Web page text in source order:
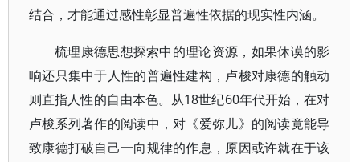
结合，才能通过感性彰显普遍性依据的现实性内涵。
梳理康德思想探索中的理论资源，如果休谟的影
响还只集中于人性的普遍性建构，卢梭对康德的触动
则直指人性的自由本色。从18世纪60年代开始，在对
卢梭系列著作的阅读中，对《爱弥儿》的阅读竟能导
致康德打破自己一向规律的作息，原因或许就在于该